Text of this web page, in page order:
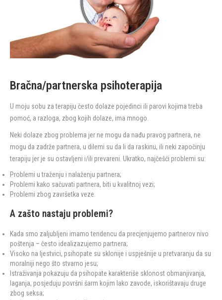
Bračna/partnerska psihoterapija
U moju sobu za terapiju često dolaze pojedinci ili parovi kojima treba
pomoć, a razloga, zbog kojih dolaze, ima mnogo.
Neki dolaze zbog problema jer ne mogu da nađu pravog partnera, ne
mogu da zadrže partnera, u dilemi su da li da raskinu, ili neki započinju
terapiju jer je su ostavljeni i/ili prevareni. Ukratko, najčešći problemi su:
Problemi u traženju i nalaženju partnera;
Problemi kako sačuvati partnera, biti u kvalitnoj vezi;
Problemi zbog završetka veze.
A zašto nastaju problemi?
Kada smo zaljubljeni imamo tendencu da precjenjujemo partnerov nivo
poštenja – često idealizazujemo partnera;
Visoko na ljestvici, psihopate su sklonije i uspješnije u pretvaranju da su
moralniji nego što stvarno jesu;
Istraživanja pokazuju da psihopate karakteriše sklonost obmanjivanja,
laganja, posjeduju površni šarm kojim lako zavode, iskorištavaju druge
zbog seksa;